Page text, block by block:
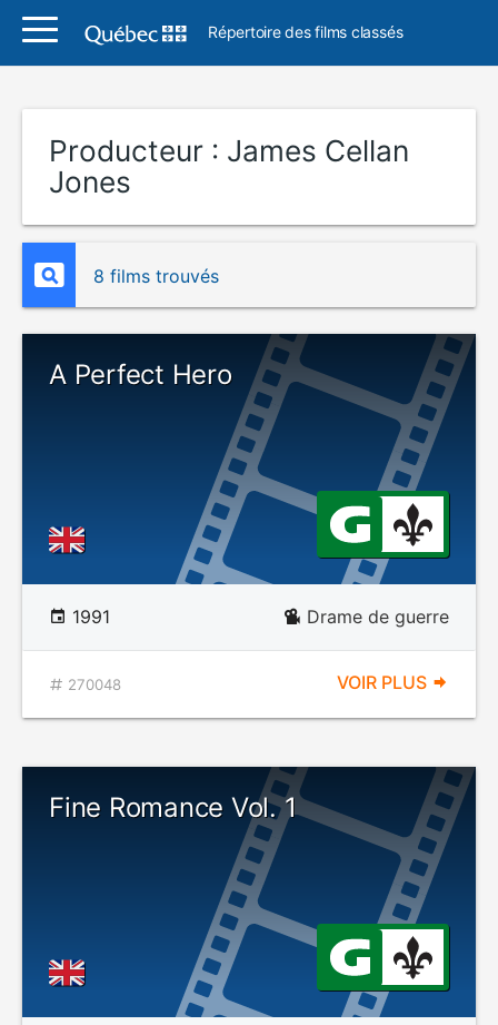
Répertoire des films classés
Producteur : James Cellan
Jones
8 films trouvés
A Perfect Hero
1991 Drame de guerre
270048 VOIR PLUS
Fine Romance Vol. 1